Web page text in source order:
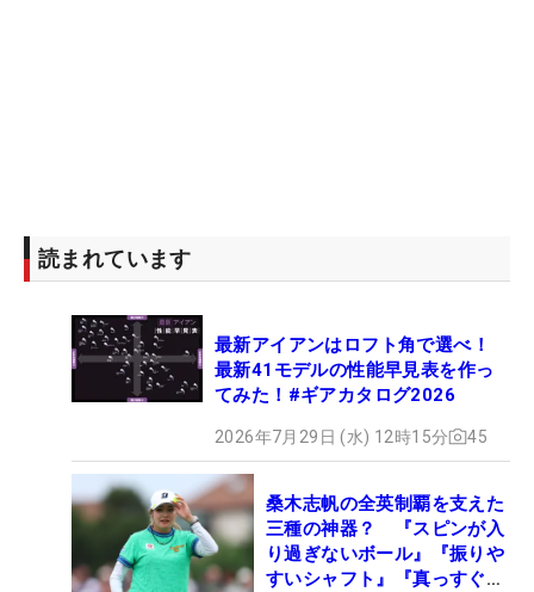
読まれています
最新アイアンはロフト角で選べ！
最新41モデルの性能早見表を作っ
てみた！#ギアカタログ2026
2026年7月29日 (水) 12時15分 45
桑木志帆の全英制覇を支えた
三種の神器？ 『スピンが入
り過ぎないボール』『振りや
すいシャフト』『真っすぐ飛